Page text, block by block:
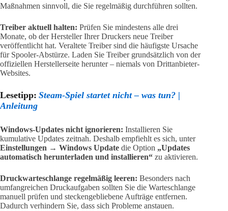
Maßnahmen sinnvoll, die Sie regelmäßig durchführen sollten.
Treiber aktuell halten: Prüfen Sie mindestens alle drei
Monate, ob der Hersteller Ihrer Druckers neue Treiber
veröffentlicht hat. Veraltete Treiber sind die häufigste Ursache
für Spooler-Abstürze. Laden Sie Treiber grundsätzlich von der
offiziellen Herstellerseite herunter – niemals von Drittanbieter-
Websites.
Lesetipp: Steam-Spiel startet nicht – was tun? |
Anleitung
Windows-Updates nicht ignorieren: Installieren Sie
kumulative Updates zeitnah. Deshalb empfiehlt es sich, unter
Einstellungen → Windows Update die Option „Updates
automatisch herunterladen und installieren“ zu aktivieren.
Druckwarteschlange regelmäßig leeren: Besonders nach
umfangreichen Druckaufgaben sollten Sie die Warteschlange
manuell prüfen und steckengebliebene Aufträge entfernen.
Dadurch verhindern Sie, dass sich Probleme anstauen.